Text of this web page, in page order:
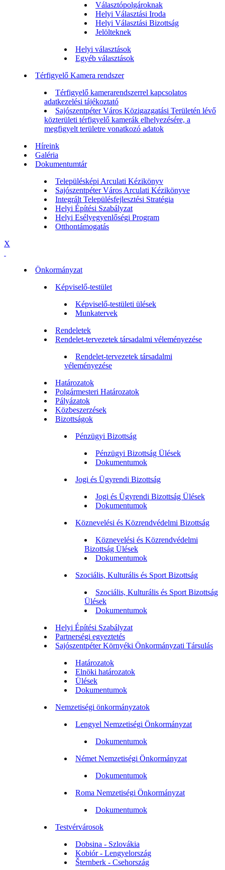
Választópolgároknak
Helyi Választási Iroda
Helyi Választási Bizottság
Jelölteknek
Helyi választások
Egyéb választások
Térfigyelő Kamera rendszer
Térfigyelő kamerarendszerrel kapcsolatos
adatkezelési tájékoztató
Sajószentpéter Város Közigazgatási Területén lévő
közterületi térfigyelő kamerák elhelyezésére, a
megfigyelt területre vonatkozó adatok
Híreink
Galéria
Dokumentumtár
Településképi Arculati Kézikönyv
Sajószentpéter Város Arculati Kézikönyve
Integrált Településfejlesztési Stratégia
Helyi Építési Szabályzat
Helyi Esélyegyenlőségi Program
Otthontámogatás
X
Önkormányzat
Képviselő-testület
Képviselő-testületi ülések
Munkatervek
Rendeletek
Rendelet-tervezetek társadalmi véleményezése
Rendelet-tervezetek társadalmi
véleményezése
Határozatok
Polgármesteri Határozatok
Pályázatok
Közbeszerzések
Bizottságok
Pénzügyi Bizottság
Pénzügyi Bizottság Ülések
Dokumentumok
Jogi és Ügyrendi Bizottság
Jogi és Ügyrendi Bizottság Ülések
Dokumentumok
Köznevelési és Közrendvédelmi Bizottság
Köznevelési és Közrendvédelmi
Bizottság Ülések
Dokumentumok
Szociális, Kulturális és Sport Bizottság
Szociális, Kulturális és Sport Bizottság
Ülések
Dokumentumok
Helyi Építési Szabályzat
Partnerségi egyeztetés
Sajószentpéter Környéki Önkormányzati Társulás
Határozatok
Elnöki határozatok
Ülések
Dokumentumok
Nemzetiségi önkormányzatok
Lengyel Nemzetiségi Önkormányzat
Dokumentumok
Német Nemzetiségi Önkormányzat
Dokumentumok
Roma Nemzetiségi Önkormányzat
Dokumentumok
Testvérvárosok
Dobsina - Szlovákia
Kobiór - Lengyelország
Šternberk - Csehország